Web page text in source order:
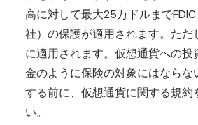
高に対して最大25万ドルまで
社）の保護が適用されます。ただ
に適用されます。仮想通貨への投
金のように保険の対象にはならな
する前に、仮想通貨に関する規約
い。